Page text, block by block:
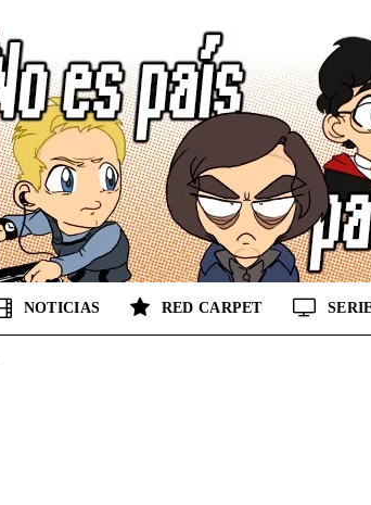
NOTICIAS RED CARPET